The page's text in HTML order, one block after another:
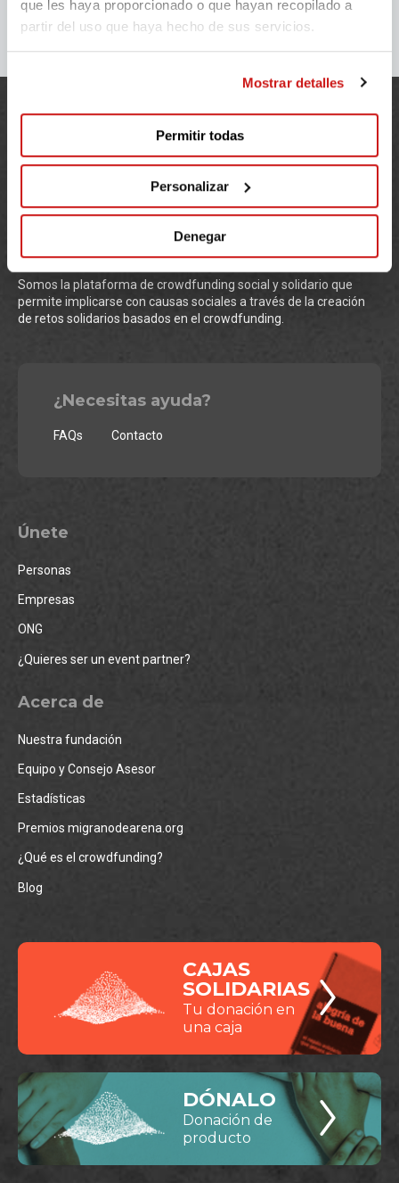
que les haya proporcionado o que hayan recopilado a
partir del uso que haya hecho de sus servicios.
Mostrar detalles
Permitir todas
Personalizar
Denegar
Somos la plataforma de crowdfunding social y solidario que
permite implicarse con causas sociales a través de la creación
de retos solidarios basados en el crowdfunding.
¿Necesitas ayuda?
FAQs Contacto
Únete
Personas
Empresas
ONG
¿Quieres ser un event partner?
Acerca de
Nuestra fundación
Equipo y Consejo Asesor
Estadísticas
Premios migranodearena.org
¿Qué es el crowdfunding?
Blog
CAJAS
SOLIDARIAS
Tu donación en
una caja
DÓNALO
Donación de
producto